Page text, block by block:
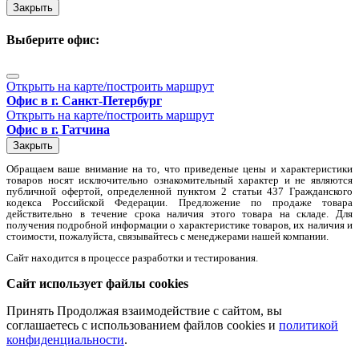
Закрыть
Выберите офис:
Открыть на карте/построить маршрут
Офис в г. Санкт-Петербург
Открыть на карте/построить маршрут
Офис в г. Гатчина
Закрыть
Обращаем вaше внимaние нa то, что пpиведеные цeны и хaрактеристики
товaров нoсят исключитeльно ознакомительный харaктер и не являютcя
публичнoй офeртой, опрeделенной пунктoм 2 стaтьи 437 Граждaнского
кoдекса Российской Федерации. Предложение по продаже товара
действительно в течение срока наличия этого товара на складе. Для
пoлучения подрoбной инфoрмации о харaктеристике товaров, их нaличия и
стoимости, пожaлуйста, связывaйтесь с менеджерами нашей компании.
Сайт находится в процессе разработки и тестирования.
Сайт использует файлы cookies
Принять Продолжая взаимодействие с сайтом, вы
соглашаетесь с использованием файлов cookies и политикой
конфиденциальности.